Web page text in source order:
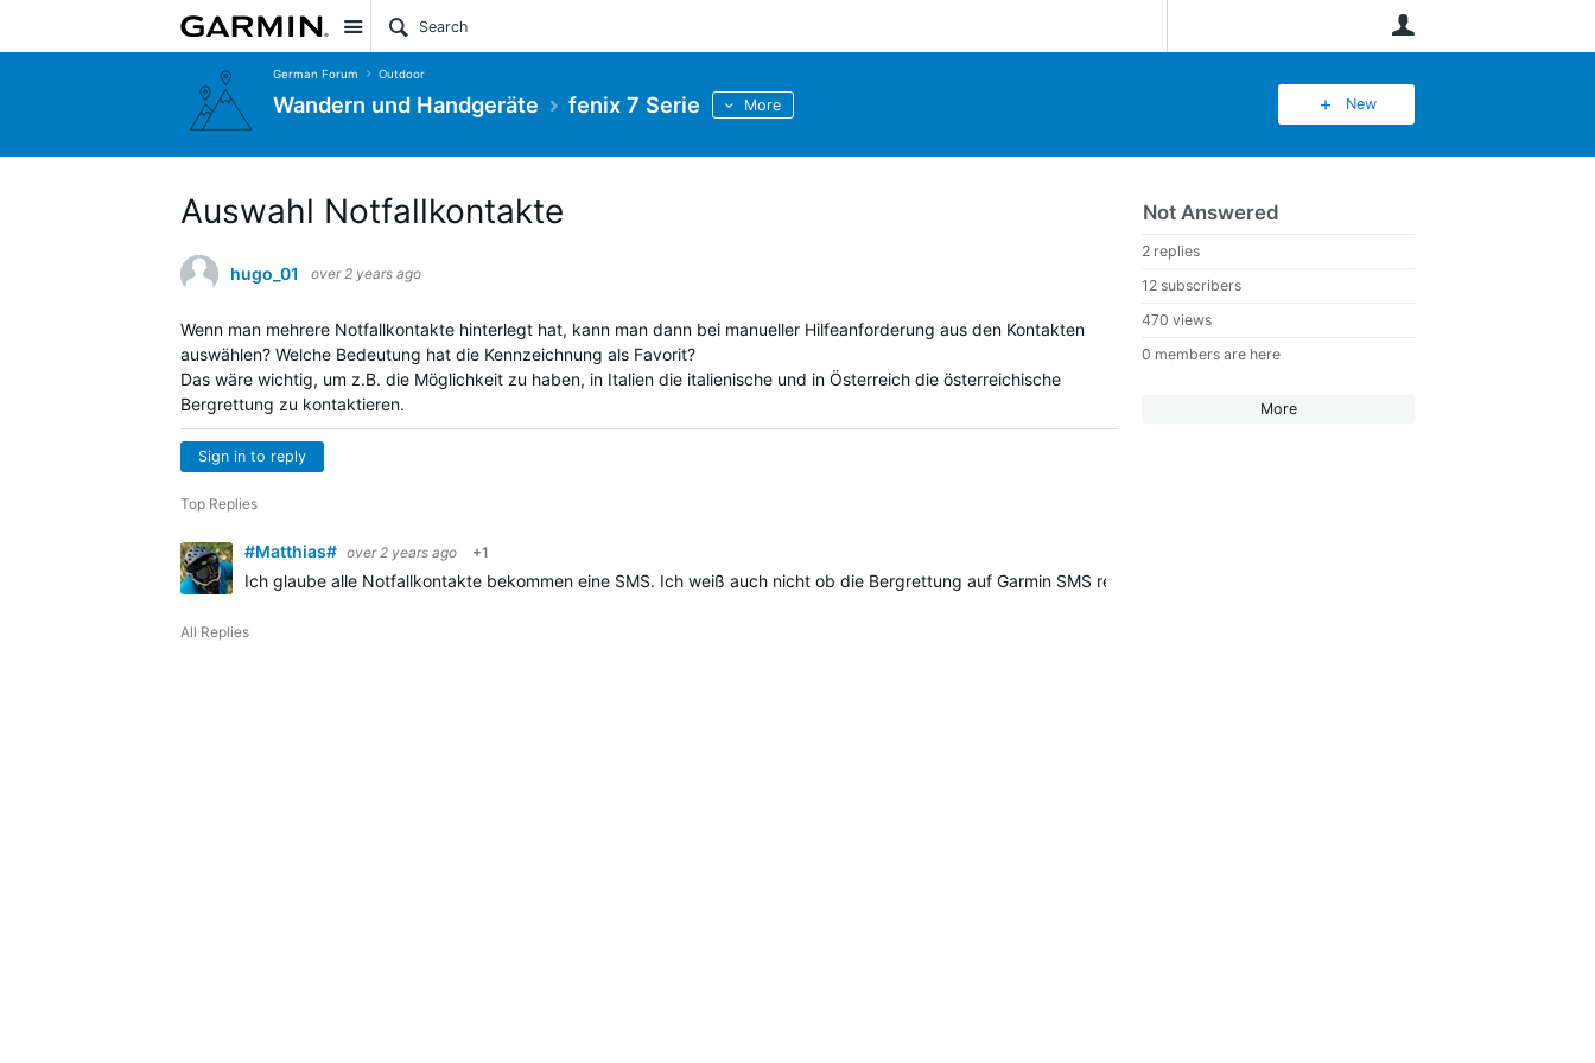
Site
German Forum Outdoor
Wandern und Handgeräte fenix 7 Serie More New
Not Answered
2 replies
12 subscribers
470 views
0 members are here
More
Auswahl Notfallkontakte
hugo_01 over 2 years ago
Wenn man mehrere Notfallkontakte hinterlegt hat, kann man dann bei manueller Hilfeanforderung aus den Kontakten
auswählen? Welche Bedeutung hat die Kennzeichnung als Favorit?
Das wäre wichtig, um z.B. die Möglichkeit zu haben, in Italien die italienische und in Österreich die österreichische
Bergrettung zu kontaktieren.
Sign in to reply
Top Replies
#Matthias# over 2 years ago +1
Ich glaube alle Notfallkontakte bekommen eine SMS. Ich weiß auch nicht ob die Bergrettung auf Garmin SMS reagiert. Würde mich jedenfalls nicht drauf verlassen. Die
All Replies